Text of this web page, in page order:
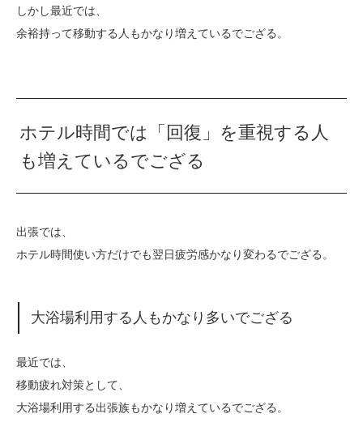
しかし最近では、
余裕持って移動する人もかなり増えているでござる。
ホテル時間では「回復」を重視する人
も増えているでござる
出張では、
ホテル時間使い方だけでも翌日疲労感かなり変わるでござる。
大浴場利用する人もかなり多いでござる
最近では、
移動疲れ対策として、
大浴場利用する出張族もかなり増えているでござる。